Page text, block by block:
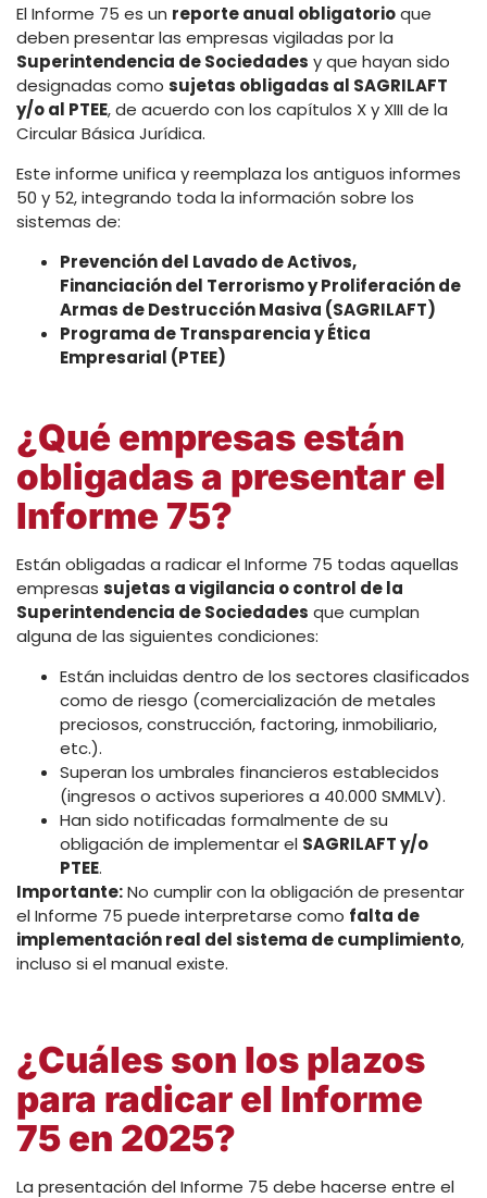
El Informe 75 es un reporte anual obligatorioque
deben presentar las empresas vigiladas por la
Superintendencia de Sociedades y que hayan sido
designadas como sujetas obligadas al SAGRILAFT
y/o al PTEE, de acuerdo con los capítulos X y XIII de la
Circular Básica Jurídica.
Este informe unifica y reemplaza los antiguos informes
50 y 52, integrando toda la información sobre los
sistemas de:
Prevención del Lavado de Activos,
Financiación del Terrorismo y Proliferación de
Armas de Destrucción Masiva (SAGRILAFT)
Programa de Transparencia y Ética
Empresarial (PTEE)
¿Qué empresas están
obligadas a presentar el
Informe 75?
Están obligadas a radicar el Informe 75 todas aquellas
empresas sujetas a vigilancia o control de la
Superintendencia de Sociedades que cumplan
alguna de las siguientes condiciones:
Están incluidas dentro de los sectores clasificados
como de riesgo (comercialización de metales
preciosos, construcción, factoring, inmobiliario,
etc.).
Superan los umbrales financieros establecidos
(ingresos o activos superiores a 40.000 SMMLV).
Han sido notificadas formalmente de su
obligación de implementar el SAGRILAFT y/o
PTEE.
Importante:No cumplir con la obligación de presentar
el Informe 75 puede interpretarse como falta de
implementación real del sistema de cumplimiento,
incluso si el manual existe.
¿Cuáles son los plazos
para radicar el Informe
75 en 2025?
La presentación del Informe 75 debe hacerse entre el